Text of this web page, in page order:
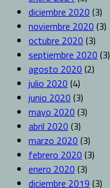
diciembre 2020 (3)
noviembre 2020 (3)
octubre 2020 (3)
septiembre 2020 (3)
agosto 2020 (2)
julio 2020 (4)
junio 2020 (3)
mayo 2020 (3)
abril 2020 (3)
marzo 2020 (3)
febrero 2020 (3)
enero 2020 (3)
diciembre 2019 (3)